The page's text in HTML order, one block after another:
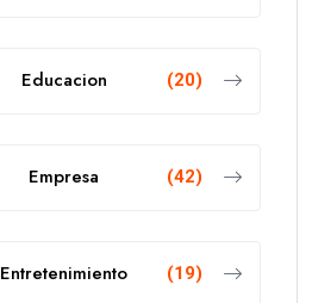
Educacion (20)
Empresa (42)
Entretenimiento (19)